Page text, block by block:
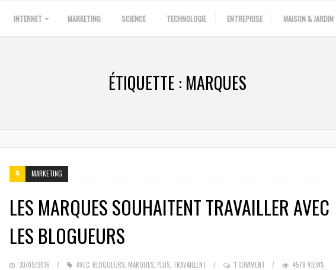
INTERNET MARKETING SCIENCE TECHNOLOGIE ENTREPRISE MAISON & JARDIN
ÉTIQUETTE : MARQUES
MARKETING
LES MARQUES SOUHAITENT TRAVAILLER AVEC
LES BLOGUEURS
POSTED
30/09/2016 AVEC, BLOGUEURS, MARQUES, PLUS, TRAVAILLENT 1 COMMENT 4578 VIEWS